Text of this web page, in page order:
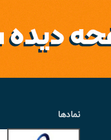
نمادها